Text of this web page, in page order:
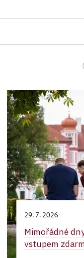
29. 7. 2026
Mimořádné
vstupem